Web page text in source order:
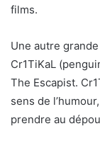
films.
Une autre
Cr1TiKaL
The Escapist.
sens de
prendre au